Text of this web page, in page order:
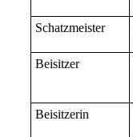
Schatzmeister
Beisitzer
Beisitzerin